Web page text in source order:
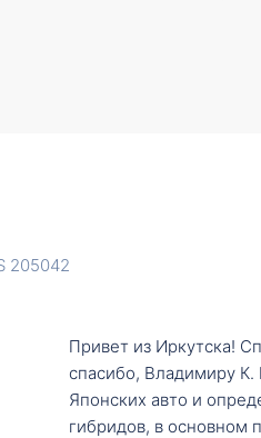
205042
Привет из Иркутска!
спасибо, Владимиру
Японских авто и
гибридов, в основном